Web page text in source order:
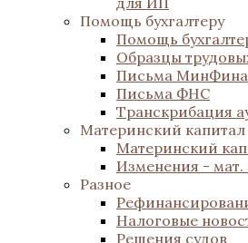
Помощь бухгалтеру
Помощь
Образцы
Письма МинФина
Письма ФНС
Транскрибация
Материнский капитал
Материнский
Изменения - мат.
Разное
Налоговые
Решения судов